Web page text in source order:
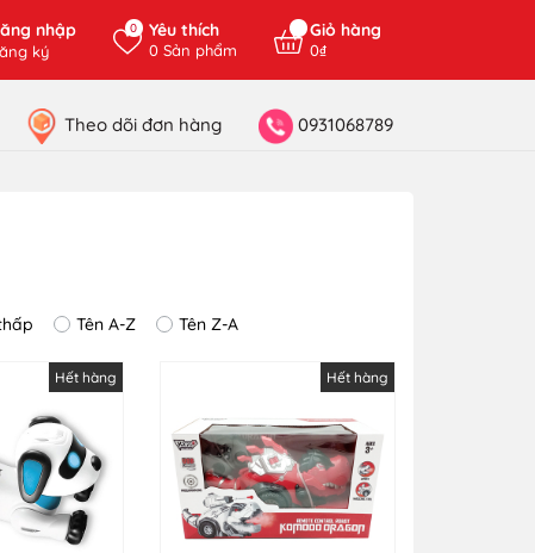
nhập
ký
0 Yêu thích
0Sản phẩm
Giỏ hàng
0₫
Theo dõi đơn hàng 0931068789
Tên A-Z Tên Z-A
Hết hàng Hết hàng